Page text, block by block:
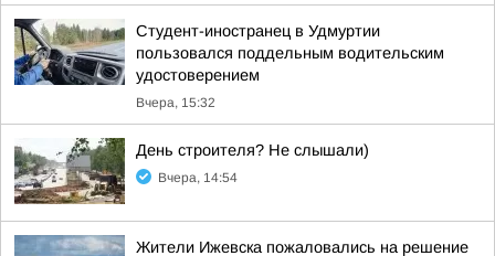
Студент-иностранец в Удмуртии
пользовался поддельным водительским
удостоверением
Вчера, 15:32
День строителя? Не слышали)
Вчера, 14:54
Жители Ижевска пожаловались на решение